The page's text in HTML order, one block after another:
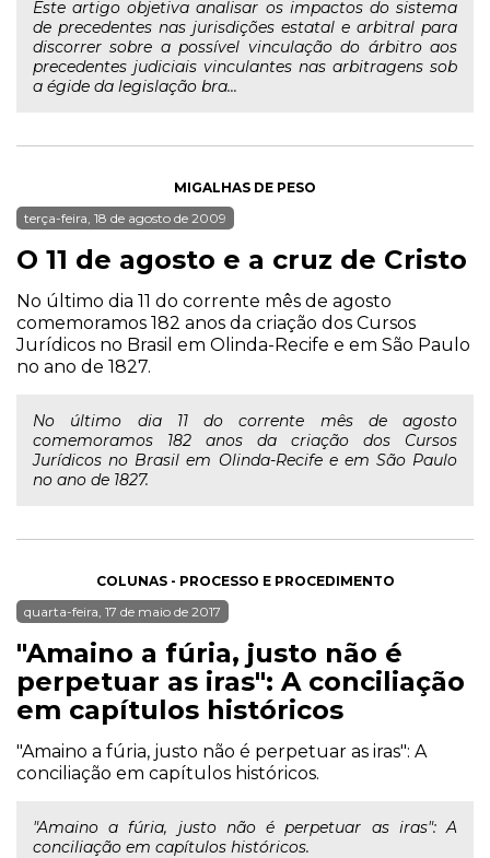
Este artigo objetiva analisar os impactos do sistema
de precedentes nas jurisdições estatal e arbitral para
discorrer sobre a possível vinculação do árbitro aos
precedentes judiciais vinculantes nas arbitragens sob
a égide da legislação bra...
MIGALHAS DE PESO
terça-feira, 18 de agosto de 2009
O 11 de agosto e a cruz de Cristo
No último dia 11 do corrente mês de agosto
comemoramos 182 anos da criação dos Cursos
Jurídicos no Brasil em Olinda-Recife e em São Paulo
no ano de 1827.
No último dia 11 do corrente mês de agosto
comemoramos 182 anos da criação dos Cursos
Jurídicos no Brasil em Olinda-Recife e em São Paulo
no ano de 1827.
COLUNAS - PROCESSO E PROCEDIMENTO
quarta-feira, 17 de maio de 2017
"Amaino a fúria, justo não é
perpetuar as iras": A conciliação
em capítulos históricos
"Amaino a fúria, justo não é perpetuar as iras": A
conciliação em capítulos históricos.
"Amaino a fúria, justo não é perpetuar as iras": A
conciliação em capítulos históricos.